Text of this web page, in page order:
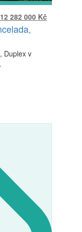
12 282 000 Kč
Duplex v